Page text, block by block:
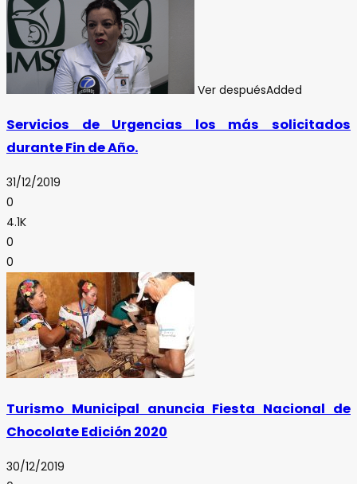
Ver despuésAdded
Servicios de Urgencias los más solicitados
durante Fin de Año.
31/12/2019
0
4.1K
0
0
Turismo Municipal anuncia Fiesta Nacional de
Chocolate Edición 2020
30/12/2019